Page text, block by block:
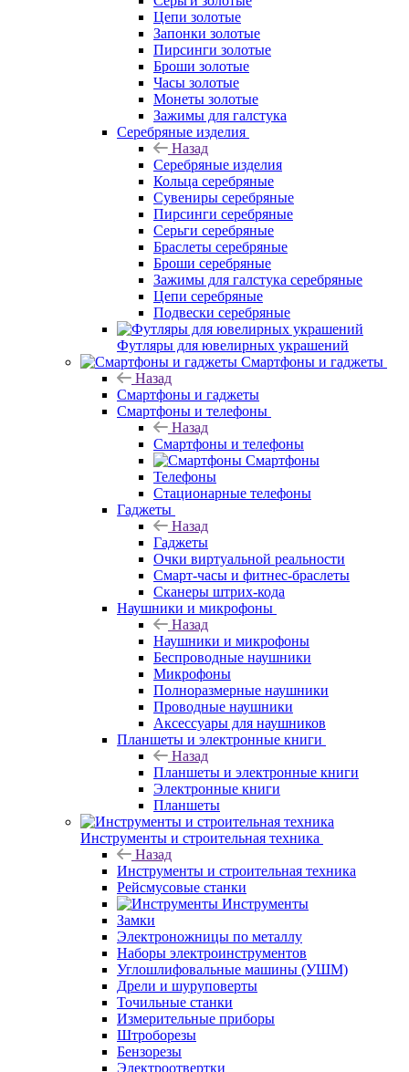
Цепи золотые
Запонки золотые
Пирсинги золотые
Броши золотые
Часы золотые
Монеты золотые
Зажимы для галстука
Серебряные изделия
Назад
Серебряные изделия
Кольца серебряные
Сувениры серебряные
Пирсинги серебряные
Серьги серебряные
Браслеты серебряные
Броши серебряные
Зажимы для галстука серебряные
Цепи серебряные
Подвески серебряные
Футляры для ювелирных украшений
Смартфоны и гаджеты
Назад
Смартфоны и гаджеты
Смартфоны и телефоны
Назад
Смартфоны и телефоны
Смартфоны
Телефоны
Стационарные телефоны
Гаджеты
Назад
Гаджеты
Очки виртуальной реальности
Смарт-часы и фитнес-браслеты
Сканеры штрих-кода
Наушники и микрофоны
Назад
Наушники и микрофоны
Беспроводные наушники
Микрофоны
Полноразмерные наушники
Проводные наушники
Аксессуары для наушников
Планшеты и электронные книги
Назад
Планшеты и электронные книги
Электронные книги
Планшеты
Инструменты и строительная техника
Назад
Инструменты и строительная техника
Рейсмусовые станки
Инструменты
Замки
Электроножницы по металлу
Наборы электроинструментов
Углошлифовальные машины (УШМ)
Дрели и шуруповерты
Точильные станки
Измерительные приборы
Штроборезы
Бензорезы
Электроотвертки